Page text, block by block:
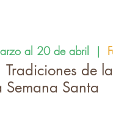
al 20 de abril
  |
de
Semana Santa